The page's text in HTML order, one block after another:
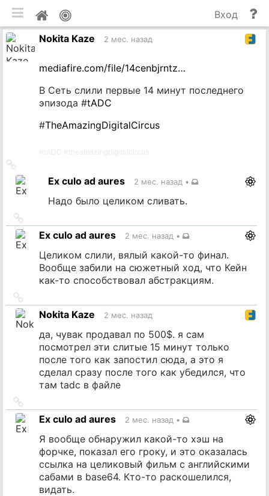
Мой
профиль
и
Вход
Nokita Kaze
2 мес. назад
mediafire.com/file/14cenbjrntz…
В Сеть слили первые 14 минут последнего
эпизода #tADC
#TheAmazingDigitalCircus
на
источникEx culo ad aures 2 мес. назад •
Надо было целиком сливать.
на
источник
Ex culo ad aures 2 мес. назад •
Целиком слили, вялый какой-то финал.
Вообще забили на сюжетный ход, что Кейн
как-то способствовал абстракциям.
на
источник
Nokita Kaze 2 мес. назад
да, чувак продавал по 500$. я сам
посмотрел эти слитые 15 минут только
после того как запостил сюда, а это я
сделал сразу после того как убедился, что
там tadc в файле
на
источник
Ex culo ad aures 2 мес. назад •
Я вообще обнаружил какой-то хэш на
форчке, показал его гроку, и это оказалась
ссылка на целиковый фильм с английскими
сабами в base64. Кто-то раскошелился,
видать.
мобильная версия